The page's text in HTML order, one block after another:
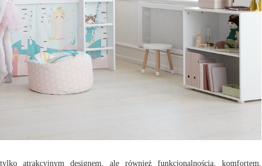
atrakcyjnym designem, ale również funkcjonalnością, komfortem,